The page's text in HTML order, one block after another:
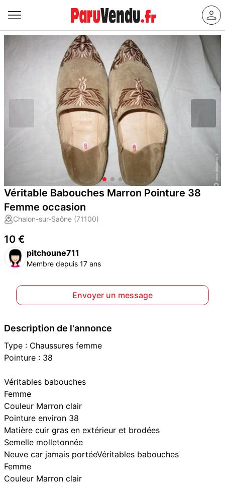
Véritable Babouches Marron Pointure 38
Femme occasion
Chalon-sur-Saône (71100)
10 €
pitchoune711
Membre depuis 17 ans
Envoyer un message
Description de l'annonce
Type : Chaussures femme
Pointure : 38
Véritables babouches
Femme
Couleur Marron clair
Pointure environ 38
Matière cuir gras en extérieur et brodées
Semelle molletonnée
Neuve car jamais portéeVéritables babouches
Femme
Couleur Marron clair